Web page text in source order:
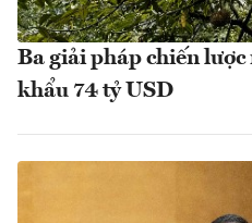
Ba giải pháp chiến
khẩu 74 tỷ USD